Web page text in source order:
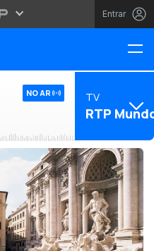
Entrar
NO AR TV
RTP